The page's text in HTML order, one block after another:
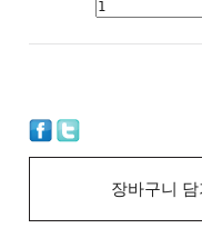
장바구니 담